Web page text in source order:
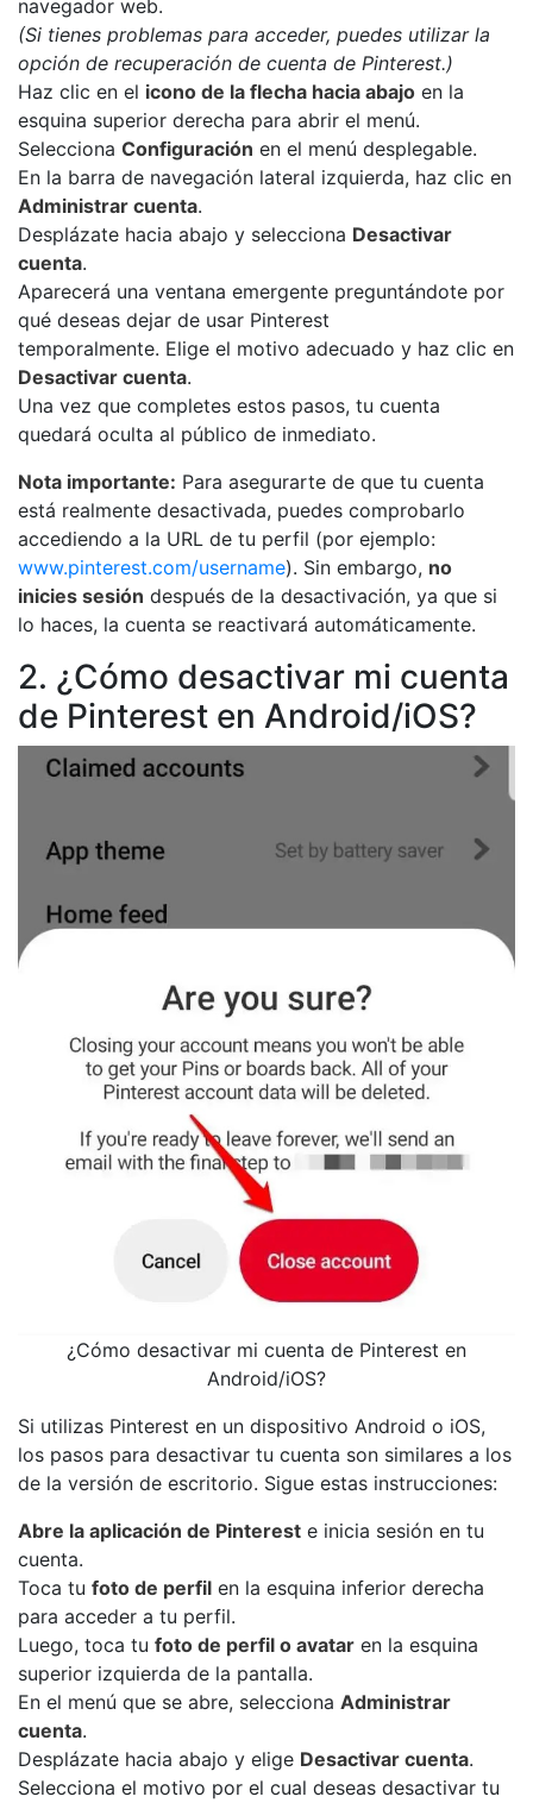
navegador web.
(Si tienes problemas para acceder, puedes utilizar la
opción de recuperación de cuenta de Pinterest.)
Haz clic en el icono de la flecha hacia abajo en la
esquina superior derecha para abrir el menú.
Selecciona Configuración en el menú desplegable.
En la barra de navegación lateral izquierda, haz clic en
Administrar cuenta.
Desplázate hacia abajo y selecciona Desactivar
cuenta.
Aparecerá una ventana emergente preguntándote por
qué deseas dejar de usar Pinterest
temporalmente. Elige el motivo adecuado y haz clic en
Desactivar cuenta.
Una vez que completes estos pasos, tu cuenta
quedará oculta al público de inmediato.
Nota importante: Para asegurarte de que tu cuenta
está realmente desactivada, puedes comprobarlo
accediendo a la URL de tu perfil (por ejemplo:
www.pinterest.com/username). Sin embargo, no
inicies sesión después de la desactivación, ya que si
lo haces, la cuenta se reactivará automáticamente.
2. ¿Cómo desactivar mi cuenta
de Pinterest en Android/iOS?
¿Cómo desactivar mi cuenta de Pinterest en
Android/iOS?
Si utilizas Pinterest en un dispositivo Android o iOS,
los pasos para desactivar tu cuenta son similares a los
de la versión de escritorio. Sigue estas instrucciones:
Abre la aplicación de Pinterest e inicia sesión en tu
cuenta.
Toca tu foto de perfil en la esquina inferior derecha
para acceder a tu perfil.
Luego, toca tu foto de perfil o avatar en la esquina
superior izquierda de la pantalla.
En el menú que se abre, selecciona Administrar
cuenta.
Desplázate hacia abajo y elige Desactivar cuenta.
Selecciona el motivo por el cual deseas desactivar tu